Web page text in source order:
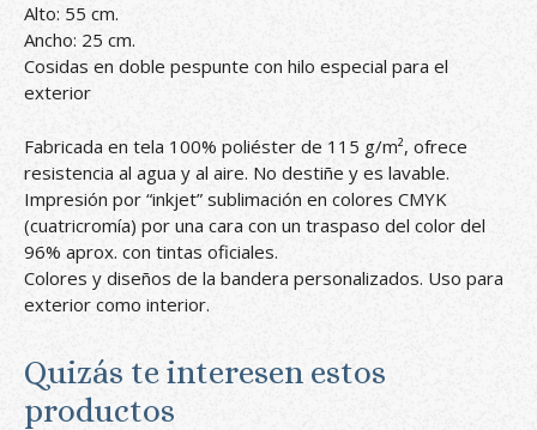
Alto: 55 cm.
Ancho: 25 cm.
Cosidas en doble pespunte con hilo especial para el
exterior
Fabricada en tela 100% poliéster de 115 g/m², ofrece
resistencia al agua y al aire. No destiñe y es lavable.
Impresión por “inkjet” sublimación en colores CMYK
(cuatricromía) por una cara con un traspaso del color del
96% aprox. con tintas oficiales.
Colores y diseños de la bandera personalizados. Uso para
exterior como interior.
Quizás te interesen estos
productos